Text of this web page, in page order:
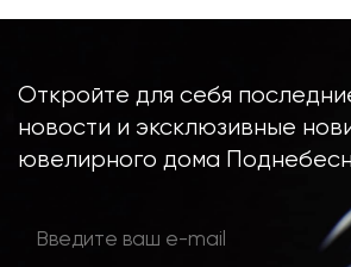
Откройте для себя
новости и эксклюзивные
ювелирного дома